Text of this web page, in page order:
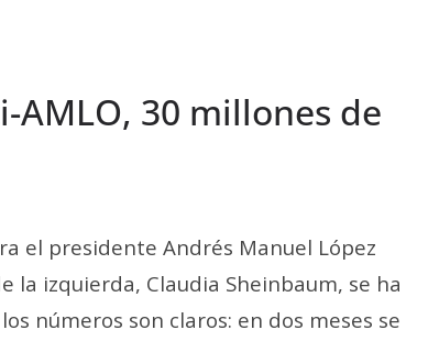
AMLO, 30 millones de
el presidente Andrés Manuel López
la izquierda, Claudia Sheinbaum, se ha
números son claros: en dos meses se